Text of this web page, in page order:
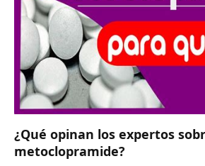
¿Qué opinan los expertos
metoclopramide?